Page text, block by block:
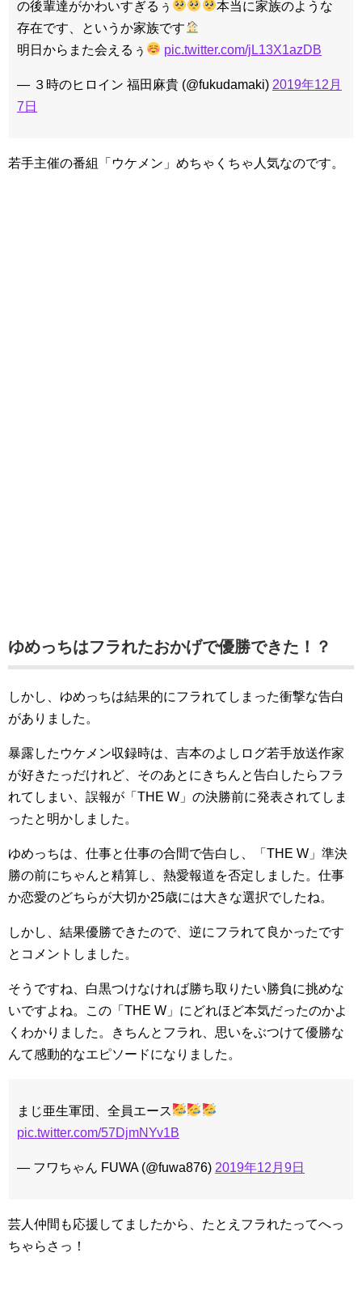
の後輩達がかわいすぎるぅ
本当に家族のような
存在です、というか家族です
明日からまた会えるぅ
pic.twitter.com/jL13X1azDB
— ３時のヒロイン 福田麻貴 (@fukudamaki) 2019年12月
7日
若手主催の番組「ウケメン」めちゃくちゃ人気なのです。
ゆめっちはフラれたおかげで優勝できた！？
しかし、ゆめっちは結果的にフラれてしまった衝撃な告白
がありました。
暴露したウケメン収録時は、吉本のよしログ若手放送作家
が好きたっだけれど、そのあとにきちんと告白したらフラ
れてしまい、誤報が「THE W」の決勝前に発表されてしま
ったと明かしました。
ゆめっちは、仕事と仕事の合間で告白し、「THE W」準決
勝の前にちゃんと精算し、熱愛報道を否定しました。仕事
か恋愛のどちらが大切か25歳には大きな選択でしたね。
しかし、結果優勝できたので、逆にフラれて良かったです
とコメントしました。
そうですね、白黒つけなければ勝ち取りたい勝負に挑めな
いですよね。この「THE W」にどれほど本気だったのかよ
くわかりました。きちんとフラれ、思いをぶつけて優勝な
んて感動的なエピソードになりました。
まじ亜生軍団、全員エース
pic.twitter.com/57DjmNYv1B
— フワちゃん FUWA (@fuwa876) 2019年12月9日
芸人仲間も応援してましたから、たとえフラれたってへっ
ちゃらさっ！